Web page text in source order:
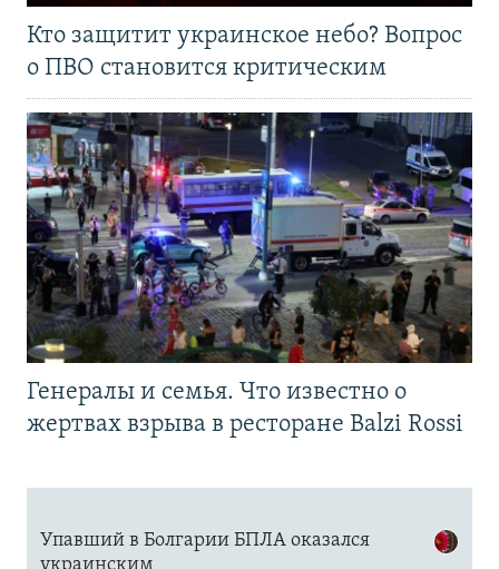
Кто защитит украинское небо? Вопрос
о ПВО становится критическим
Генералы и семья. Что известно о
жертвах взрыва в ресторане Balzi Rossi